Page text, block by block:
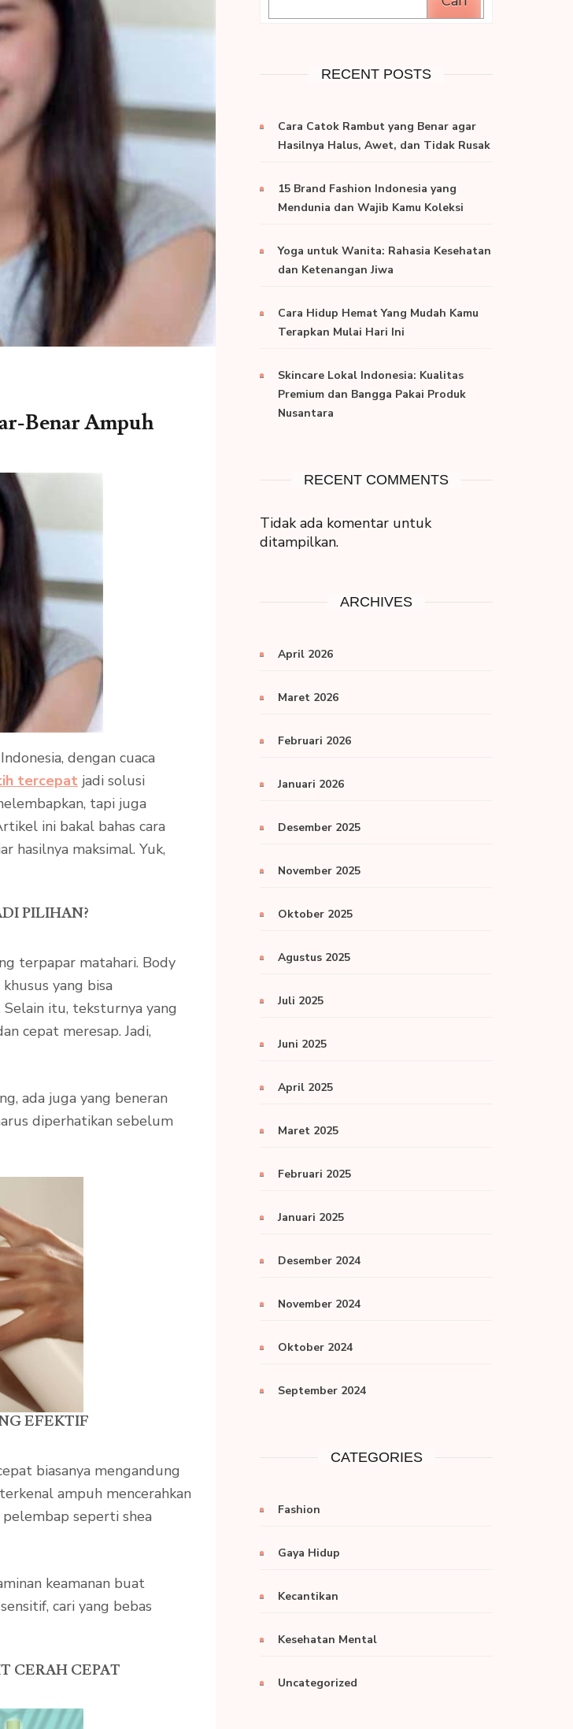
Benar Ampuh
dengan cuaca
tercepat jadi solusi
tapi juga
ini bakal bahas cara
hasilnya maksimal. Yuk,
PILIHAN?
terpapar matahari. Body
yang bisa
itu, teksturnya yang
cepat meresap. Jadi,
ada juga yang beneran
diperhatikan sebelum
EFEKTIF
biasanya mengandung
ampuh mencerahkan
pelembap seperti shea
keamanan buat
cari yang bebas
CERAH CEPAT
RECENT POSTS
Cara Catok Rambut yang Benar agar
Hasilnya Halus, Awet, dan Tidak Rusak
15 Brand Fashion Indonesia yang
Mendunia dan Wajib Kamu Koleksi
Yoga untuk Wanita: Rahasia Kesehatan
dan Ketenangan Jiwa
Cara Hidup Hemat Yang Mudah Kamu
Terapkan Mulai Hari Ini
Skincare Lokal Indonesia: Kualitas
Premium dan Bangga Pakai Produk
Nusantara
RECENT COMMENTS
Tidak ada komentar untuk
ditampilkan.
ARCHIVES
April 2026
Maret 2026
Februari 2026
Januari 2026
Desember 2025
November 2025
Oktober 2025
Agustus 2025
Juli 2025
Juni 2025
April 2025
Maret 2025
Februari 2025
Januari 2025
Desember 2024
November 2024
Oktober 2024
September 2024
CATEGORIES
Fashion
Gaya Hidup
Kecantikan
Kesehatan Mental
Uncategorized